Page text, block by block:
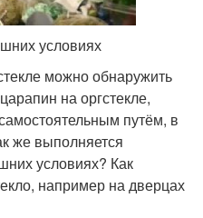
условиях
можно обнаружить
на оргстекле,
путём, в
же выполняется
условиях? Как
например на дверцах